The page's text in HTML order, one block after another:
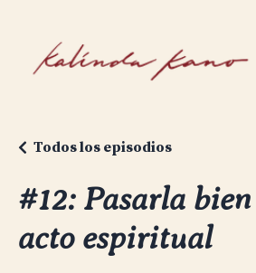
#12: Pasarla
acto espiritual
Todos los episodios